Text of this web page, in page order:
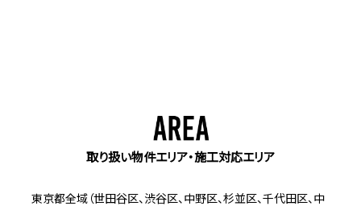
取り扱い物件エリア・施工対応エリア
東京都全域（世田谷区、渋谷区、中野区、杉並区、千代田区、中